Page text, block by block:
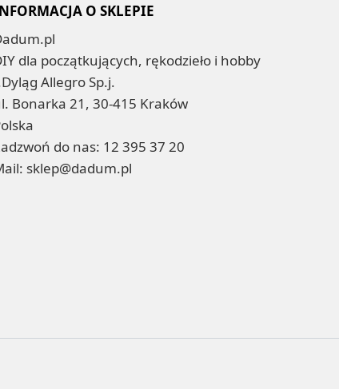
O SKLEPIE
dla początkujących, rękodzieło i hobby
Allegro Sp.j.
Bonarka 21, 30-415 Kraków
do nas: 12 395 37 20
sklep@dadum.pl